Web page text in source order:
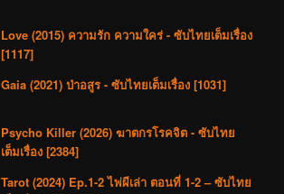
Love (2015) ความรัก ความใคร่ - ซับไทยเต็มเรื่อง
[1117]
Gaia (2021) ป่าอสูร - ซับไทยเต็มเรื่อง [1031]
Psycho Killer (2026) ฆาตกรโรคจิต - ซับไทย
เต็มเรื่อง [2384]
Tarot (2024) Ep.1-2 ไพ่ผีเล่า ตอนที่ 1-2 – ซับไทย